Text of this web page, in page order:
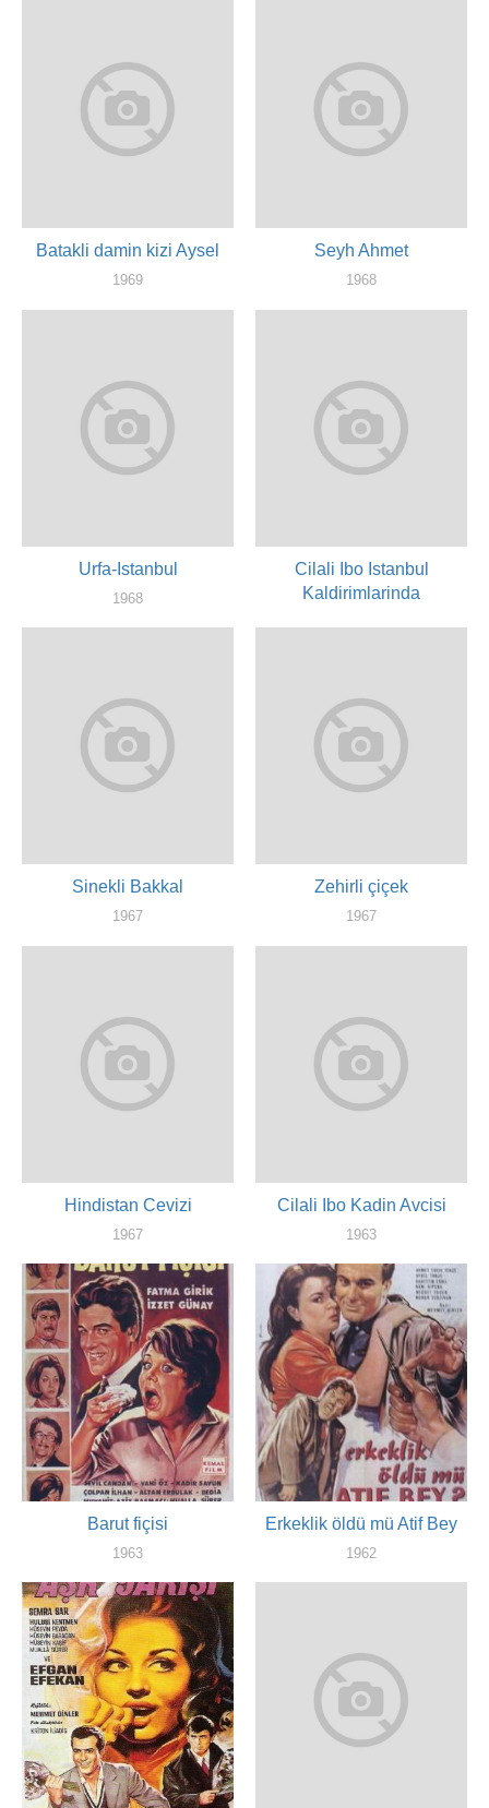
Batakli damin kizi Aysel
1969
Seyh Ahmet
1968
Urfa-Istanbul
1968
Cilali Ibo Istanbul
Kaldirimlarinda
Sinekli Bakkal
1967
Zehirli çiçek
1967
Hindistan Cevizi
1967
Cilali Ibo Kadin Avcisi
1963
Barut fiçisi
1963
Erkeklik öldü mü Atif Bey
1962